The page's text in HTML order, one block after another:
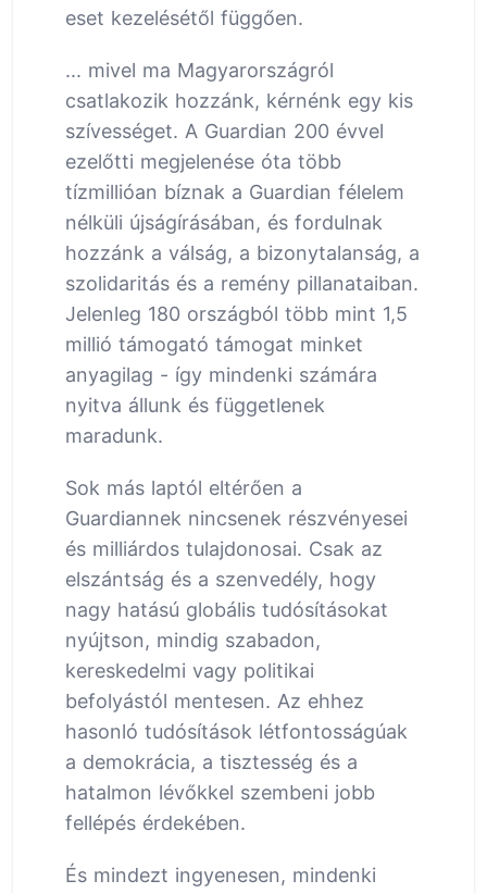
eset kezelésétől függően.
... mivel ma Magyarországról
csatlakozik hozzánk, kérnénk egy kis
szívességet. A Guardian 200 évvel
ezelőtti megjelenése óta több
tízmillióan bíznak a Guardian félelem
nélküli újságírásában, és fordulnak
hozzánk a válság, a bizonytalanság, a
szolidaritás és a remény pillanataiban.
Jelenleg 180 országból több mint 1,5
millió támogató támogat minket
anyagilag - így mindenki számára
nyitva állunk és függetlenek
maradunk.
Sok más laptól eltérően a
Guardiannek nincsenek részvényesei
és milliárdos tulajdonosai. Csak az
elszántság és a szenvedély, hogy
nagy hatású globális tudósításokat
nyújtson, mindig szabadon,
kereskedelmi vagy politikai
befolyástól mentesen. Az ehhez
hasonló tudósítások létfontosságúak
a demokrácia, a tisztesség és a
hatalmon lévőkkel szembeni jobb
fellépés érdekében.
És mindezt ingyenesen, mindenki